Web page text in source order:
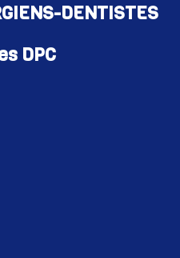
DENTISTES
DPC